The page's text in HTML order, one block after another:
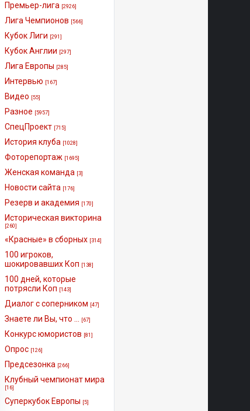
Премьер-лига [2926]
Лига Чемпионов [566]
Кубок Лиги [291]
Кубок Англии [297]
Лига Европы [285]
Интервью [167]
Видео [55]
Разное [5957]
СпецПроект [715]
История клуба [1028]
Фоторепортаж [1695]
Женская команда [3]
Новости сайта [176]
Резерв и академия [170]
Историческая викторина
[260]
«Красные» в сборных [314]
100 игроков,
шокировавших Коп [138]
100 дней, которые
потрясли Коп [143]
Диалог с соперником [47]
Знаете ли Вы, что ... [67]
Конкурс юмористов [81]
Опрос [126]
Предсезонка [266]
Клубный чемпионат мира
[16]
Суперкубок Европы [5]